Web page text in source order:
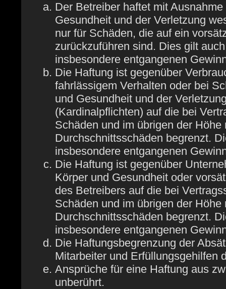
Der Betreiber haftet mit
Gesundheit und der Verletzung
nur für Schäden, die auf ein
zurückzuführen sind. Dies gilt
insbesondere entgangenen
Die Haftung ist gegenüber
fahrlässigem Verhalten oder bei
und Gesundheit und der
(Kardinalpflichten) auf die bei
Schäden und im übrigen der
Durchschnittsschäden begrenzt.
insbesondere entgangenen
Die Haftung ist gegenüber
Körper und Gesundheit oder
des Betreibers auf die bei
Schäden und im übrigen der
Durchschnittsschäden begrenzt.
insbesondere entgangenen
Die Haftungsbegrenzung der
Mitarbeiter und Erfüllungsgehilfen
Ansprüche für eine Haftung aus
unberührt.